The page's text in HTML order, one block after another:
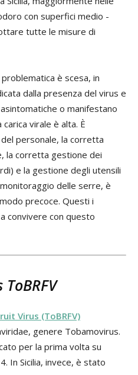
con superfici medio -
tutte le misure di
è scesa, in
dalla presenza del virus e
o manifestano
virale è alta. È
personale, la corretta
la corretta gestione dei
e la gestione degli utensili
delle serre, è
precoce. Questi i
convivere con questo
Virus (ToBRFV)
genere Tobamovirus.
per la prima volta su
In Sicilia, invece, è stato